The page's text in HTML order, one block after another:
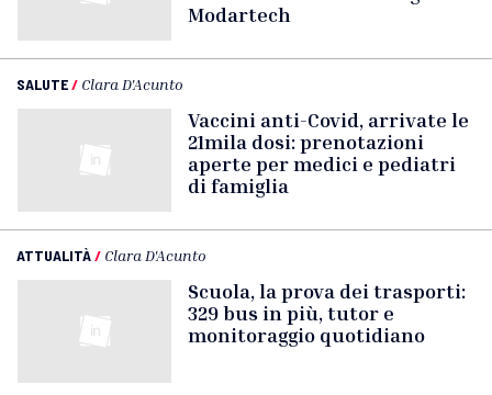
Modartech
SALUTE/ Clara D'Acunto
Vaccini anti-Covid, arrivate le
21mila dosi: prenotazioni
aperte per medici e pediatri
di famiglia
ATTUALITÀ/ Clara D'Acunto
Scuola, la prova dei trasporti:
329 bus in più, tutor e
monitoraggio quotidiano